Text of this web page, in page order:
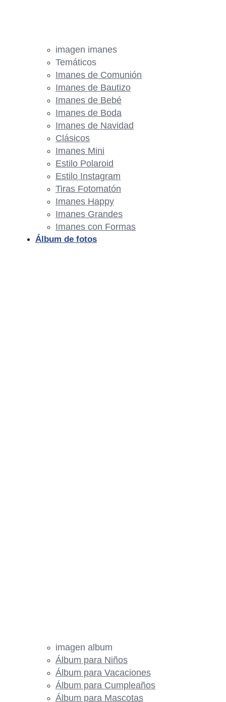
imagen imanes
Temáticos
Imanes de Comunión
Imanes de Bautizo
Imanes de Bebé
Imanes de Boda
Imanes de Navidad
Clásicos
Imanes Mini
Estilo Polaroid
Estilo Instagram
Tiras Fotomatón
Imanes Happy
Imanes Grandes
Imanes con Formas
Álbum de fotos
imagen album
Álbum para Niños
Álbum para Vacaciones
Álbum para Cumpleaños
Álbum para Mascotas